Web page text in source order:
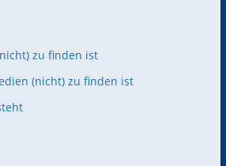
zu finden ist
(nicht) zu finden ist